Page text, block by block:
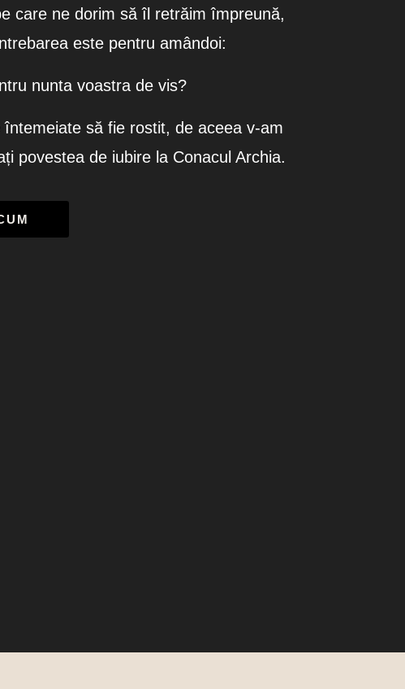
care ne dorim să îl retrăim împreună,
este pentru amândoi:
nunta voastra de vis?
să fie rostit, de aceea v-am
povestea de iubire la Conacul Archia.